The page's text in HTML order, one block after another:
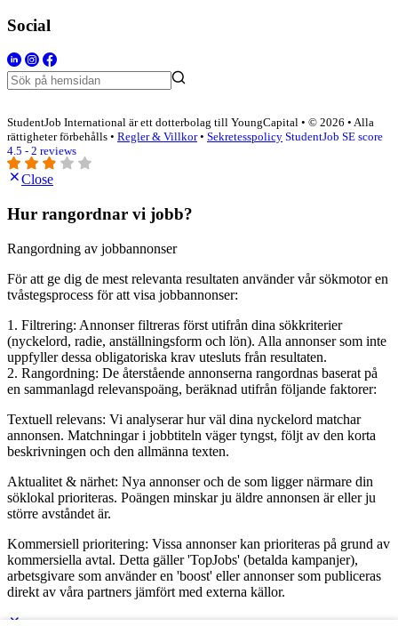
Social
StudentJob International är ett dotterbolag till YoungCapital • © 2026 • Alla
rättigheter förbehålls • Regler & Villkor• Sekretesspolicy StudentJob SE score
4.5 - 2 reviews
Close
Hur rangordnar vi jobb?
Rangordning av jobbannonser
För att ge dig de mest relevanta resultaten använder vår sökmotor en
tvåstegsprocess för att visa jobbannonser:
1. Filtrering: Annonser filtreras först utifrån dina sökkriterier
(nyckelord, radie, anställningsform och lön). Alla annonser som inte
uppfyller dessa obligatoriska krav utesluts från resultaten.
2. Rangordning: De återstående annonserna rangordnas baserat på
en sammanlagd relevanspoäng, beräknad utifrån följande faktorer:
Textuell relevans: Vi analyserar hur väl dina nyckelord matchar
annonsen. Matchningar i jobbtiteln väger tyngst, följt av den korta
beskrivningen och den allmänna texten.
Aktualitet & närhet: Nya annonser och de som ligger närmare din
söklokal prioriteras. Poängen minskar ju äldre annonsen är eller ju
större avståndet är.
Kommersiell prioritering: Vissa annonser kan prioriteras på grund av
kommersiella avtal. Detta gäller 'TopJobs' (betalda kampanjer),
arbetsgivare som använder en 'boost' eller annonser som publiceras
direkt av våra partners jämfört med externa källor.